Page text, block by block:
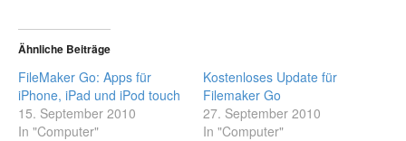
Ähnliche Beiträge
FileMaker Go: Apps für
iPhone, iPad und iPod touch
15. September 2010
In "Computer"
Kostenloses Update für
Filemaker Go
27. September 2010
In "Computer"